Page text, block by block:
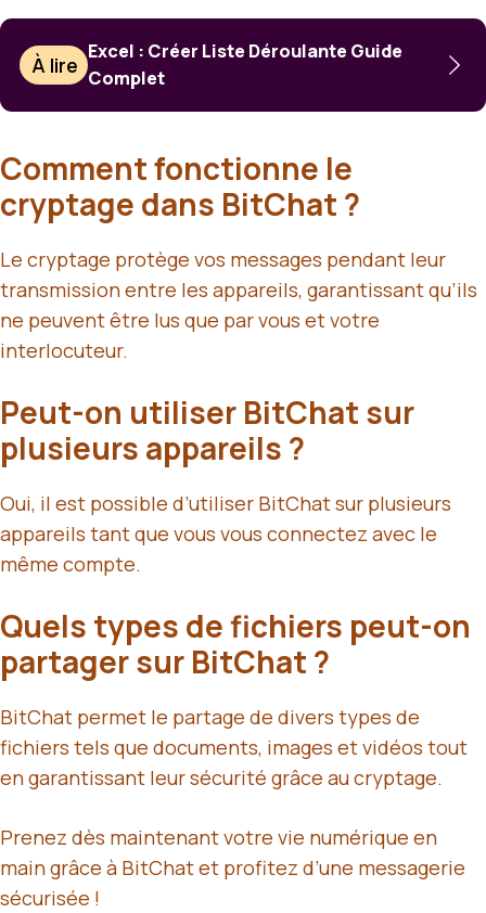
À lire
Excel : Créer Liste Déroulante Guide
Complet
Comment fonctionne le
cryptage dans BitChat ?
Le cryptage protège vos messages pendant leur
transmission entre les appareils, garantissant qu’ils
ne peuvent être lus que par vous et votre
interlocuteur.
Peut-on utiliser BitChat sur
plusieurs appareils ?
Oui, il est possible d’utiliser BitChat sur plusieurs
appareils tant que vous vous connectez avec le
même compte.
Quels types de fichiers peut-on
partager sur BitChat ?
BitChat permet le partage de divers types de
fichiers tels que documents, images et vidéos tout
en garantissant leur sécurité grâce au cryptage.
Prenez dès maintenant votre vie numérique en
main grâce à BitChat et profitez d’une messagerie
sécurisée !